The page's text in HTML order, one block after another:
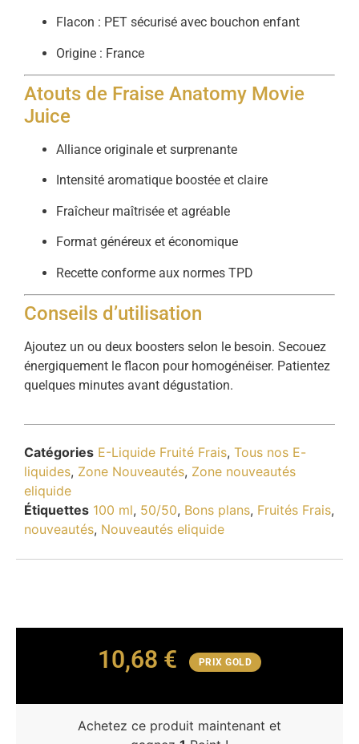
Flacon : PET sécurisé avec bouchon enfant
Origine : France
Atouts de Fraise Anatomy Movie
Juice
Alliance originale et surprenante
Intensité aromatique boostée et claire
Fraîcheur maîtrisée et agréable
Format généreux et économique
Recette conforme aux normes TPD
Conseils d’utilisation
Ajoutez un ou deux boosters selon le besoin. Secouez
énergiquement le flacon pour homogénéiser. Patientez
quelques minutes avant dégustation.
Catégories E-Liquide Fruité Frais, Tous nos E-
liquides, Zone Nouveautés, Zone nouveautés
eliquide
Étiquettes 100 ml, 50/50, Bons plans, Fruités Frais,
nouveautés, Nouveautés eliquide
10,68 € PRIX GOLD
Achetez ce produit maintenant et